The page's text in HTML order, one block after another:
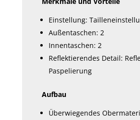
Einstellung:
Außentaschen: 2
Innentaschen: 2
Reflektierendes Detail:
Paspelierung
Aufbau
Überwiegendes